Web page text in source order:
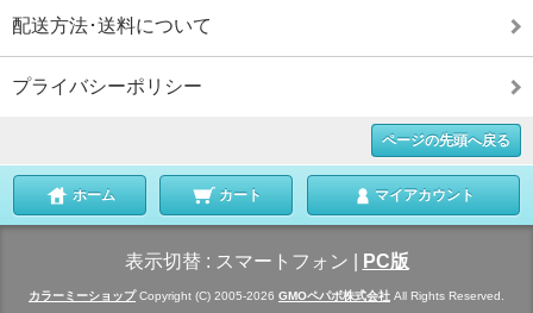
配送方法･送料について
プライバシーポリシー
ページの先頭へ戻る
ホーム カート マイアカウント
表示切替 : スマートフォン PC版
カラーミーショップCopyright (C) 2005-2026 GMOペパボ株式会社 All Rights Reserved.